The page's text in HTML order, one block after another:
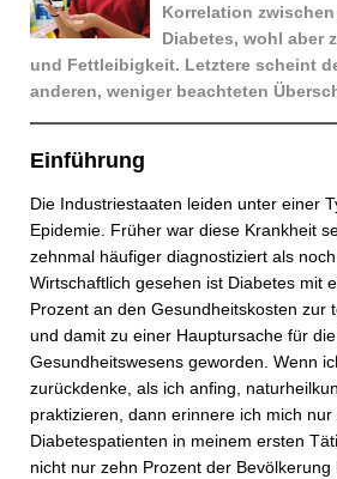
Korrelation
Diabetes, wohl aber
und Fettleibigkeit. Letztere scheint
anderen, weniger beachteten
Einführung
Die Industriestaaten leiden unter einer
Epidemie. Früher war diese Krankheit
zehnmal häufiger diagnostiziert als
Wirtschaftlich gesehen ist Diabetes mit
Prozent an den Gesundheitskosten zur
und damit zu einer Hauptursache für
Gesundheitswesens geworden. Wenn
zurückdenke, als ich anfing,
praktizieren, dann erinnere ich mich
Diabetespatienten in meinem ersten
nicht nur zehn Prozent der